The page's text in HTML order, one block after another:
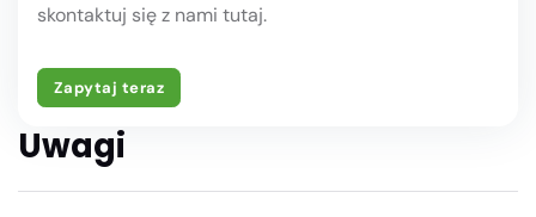
skontaktuj się z nami tutaj.
Zapytaj teraz
Uwagi